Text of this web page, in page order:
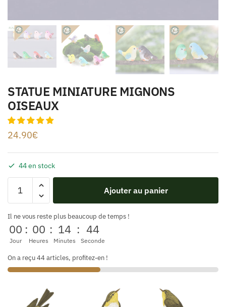
STATUE MINIATURE MIGNONS
OISEAUX
24.90€
44 en stock
Ajouter au panier
Il ne vous reste plus beaucoup de temps !
00
Jour
: 00
Heures
: 14
Minutes
: 44
Seconde
On a reçu 44 articles, profitez-en !